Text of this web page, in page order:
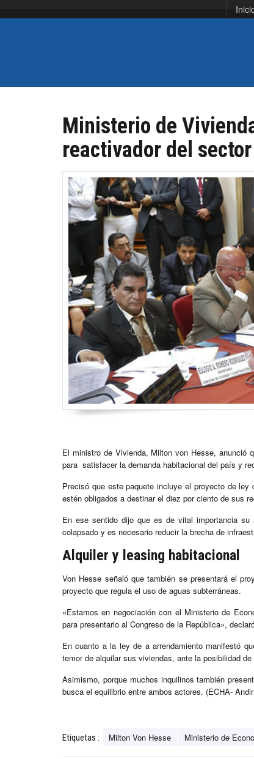
Ministerio de
reactivador del sector
El ministro de Vivienda, Milton von Hesse, anunció
para satisfacer la demanda habitacional del país y
Precisó que este paquete incluye el proyecto de ley
estén obligados a destinar el diez por ciento de sus
En ese sentido dijo que es de vital importancia
colapsado y es necesario reducir la brecha de
Alquiler y leasing habitacional
Von Hesse señaló que también se presentará el
proyecto que regula el uso de aguas subterráneas.
«Estamos en negociación con el Ministerio de
para presentarlo al Congreso de la República»,
En cuanto a la ley de a arrendamiento manifestó
temor de alquilar sus viviendas, ante la posibilidad
Asimismo, porque muchos inquilinos también
busca el equilibrio entre ambos actores. (ECHA-
Etiquetas : Milton Von Hesse Ministerio de